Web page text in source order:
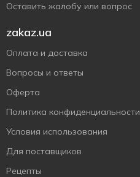
Оставить жалобу или вопрос
zakaz.ua
Оплата и доставка
Вопросы и ответы
Оферта
Политика конфиденциальности
Условия использования
Для поставщиков
Рецепты